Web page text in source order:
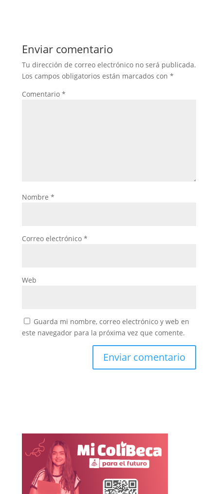
Enviar comentario
Tu dirección de correo electrónico no será publicada.
Los campos obligatorios están marcados con *
Comentario *
Nombre *
Correo electrónico *
Web
Guarda mi nombre, correo electrónico y web en
este navegador para la próxima vez que comente.